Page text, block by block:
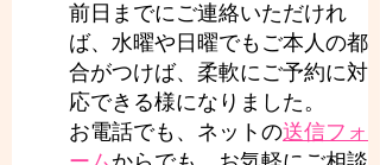
前日までにご連絡いただけれ
ば、水曜や日曜でもご本人の都
合がつけば、柔軟にご予約に対
応できる様になりました。
お電話でも、ネットの送信フォ